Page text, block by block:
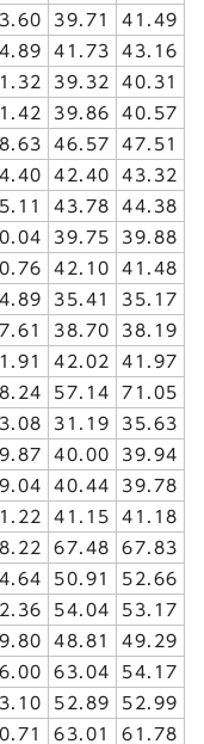
39.71
41.49
41.73
43.16
39.32
40.31
39.86
40.57
46.57
47.51
42.40
43.32
43.78
44.38
39.75
39.88
42.10
41.48
35.41
35.17
38.70
38.19
42.02
41.97
57.14
71.05
31.19
35.63
40.00
39.94
40.44
39.78
41.15
41.18
67.48
67.83
50.91
52.66
54.04
53.17
48.81
49.29
63.04
54.17
52.89
52.99
63.01
61.78